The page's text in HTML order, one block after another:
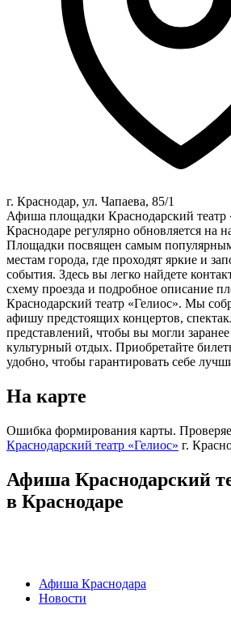
г. Краснодар, ул. Чапаева, 85/1
Афиша площадки Краснодарский театр
Краснодаре регулярно обновляется на
Площадки посвящен самым
местам города, где проходят яркие и
события. Здесь вы легко найдете
схему проезда и подробное описание
Краснодарский театр «Гелиос». Мы
афишу предстоящих концертов,
представлений, чтобы вы могли
культурный отдых. Приобретайте
удобно, чтобы гарантировать себе
На карте
Ошибка формирования карты.
Краснодарский театр «Гелиос» г.
Афиша Краснодарский
в Краснодаре
Афиша Краснодара
Новости